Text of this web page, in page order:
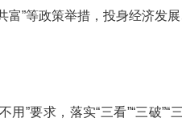
富”等政策举措，投身经济
”要求，落实“三看”“三破